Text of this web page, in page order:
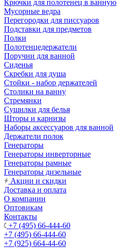
Крючки для полотенец в ванную
Мусорные ведра
Перегородки для писсуаров
Подставки для предметов
Полки
Полотенцедержатели
Поручни для ванной
Сиденья
Скребки для душа
Стойки - набор держателей
Столики на ванну
Стремянки
Сушилки для белья
Шторы и карнизы
Наборы аксессуаров для ванной
Держатели полок
Генераторы
Генераторы инверторные
Генераторы рамные
Генераторы дизельные
Акции и скидки
Доставка и оплата
О компании
Оптовикам
Контакты
+7 (495) 66-444-60
+7 (495) 66-444-60
+7 (925) 664-44-60